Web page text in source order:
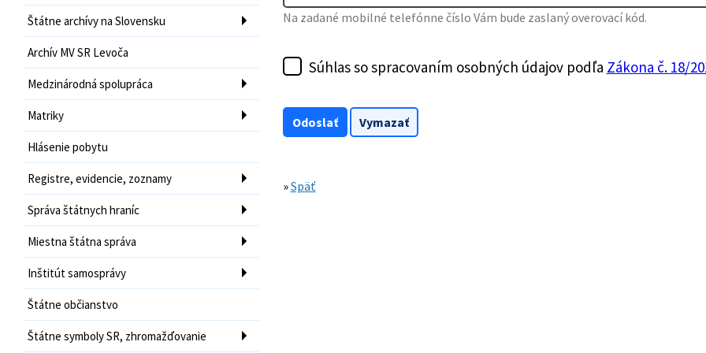
Štátne archívy na Slovensku
Archív MV SR Levoča
Medzinárodná spolupráca
Matriky
Hlásenie pobytu
Registre, evidencie, zoznamy
Správa štátnych hraníc
Miestna štátna správa
Inštitút samosprávy
Štátne občianstvo
Štátne symboly SR, zhromažďovanie
Na zadané mobilné telefónne číslo Vám bude zaslaný overovací kód.
Súhlas so spracovaním osobných údajov podľa Zákona č. 18/
»Späť